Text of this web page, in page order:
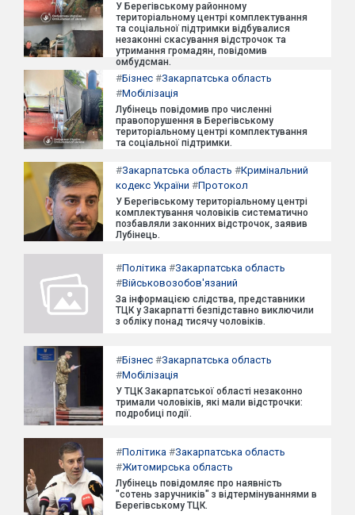
У Берегівському районному
територіальному центрі комплектування
та соціальної підтримки відбувалися
незаконні скасування відстрочок та
утримання громадян, повідомив
омбудсман.
#Бізнес #Закарпатська область
#Мобілізація
Лубінець повідомив про численні
правопорушення в Берегівському
територіальному центрі комплектування
та соціальної підтримки.
#Закарпатська область #Кримінальний
кодекс України #Протокол
У Берегівському територіальному центрі
комплектування чоловіків систематично
позбавляли законних відстрочок, заявив
Лубінець.
#Політика #Закарпатська область
#Військовозобов'язаний
За інформацією слідства, представники
ТЦК у Закарпатті безпідставно виключили
з обліку понад тисячу чоловіків.
#Бізнес #Закарпатська область
#Мобілізація
У ТЦК Закарпатської області незаконно
тримали чоловіків, які мали відстрочки:
подробиці події.
#Політика #Закарпатська область
#Житомирська область
Лубінець повідомляє про наявність
"сотень заручників" з відтермінуваннями в
Берегівському ТЦК.